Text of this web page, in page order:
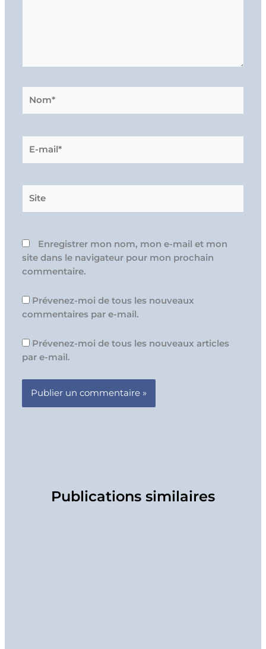
mail*
Enregistrer mon nom, mon e-mail et mon
site dans le navigateur pour mon prochain
commentaire.
Prévenez-moi de tous les nouveaux
commentaires par e-mail.
Prévenez-moi de tous les nouveaux articles
par e-mail.
Publications similaires